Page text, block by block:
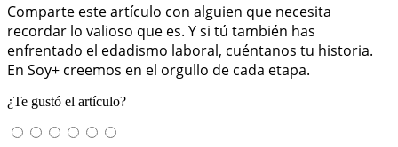
Comparte este artículo con alguien que necesita
recordar lo valioso que es. Y si tú también has
enfrentado el edadismo laboral, cuéntanos tu historia.
En Soy+ creemos en el orgullo de cada etapa.
¿Te gustó el artículo?